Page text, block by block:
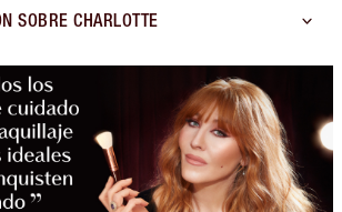
SOBRE CHARLOTTE